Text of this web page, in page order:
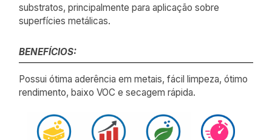
substratos, principalmente para aplicação sobre
superfícies metálicas.
BENEFÍCIOS:
Possui ótima aderência em metais, fácil limpeza, ótimo
rendimento, baixo VOC e secagem rápida.